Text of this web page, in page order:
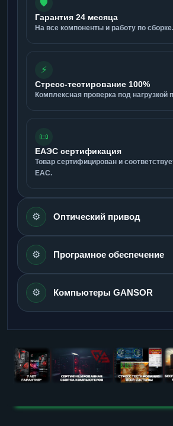
🛡️
Гарантия 24 месяца
На все компоненты и работу по сборке.
⚡
Стресс-тестирование 100%
Комплексная проверка под нагрузкой
📜
ЕАЭС сертификация
Товар сертифицирован и
ЕАС.
⚙️ Оптический привод
⚙️ Програмное обеспечение
⚙️ Компьютеры GANSOR